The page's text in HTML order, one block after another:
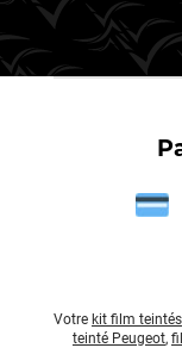
Votre kit film teintés
teinté Peugeot,